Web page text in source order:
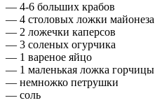
— 4-6 больших крабов
— 4 столовых ложки майонеза
— 2 ложечки каперсов
— 3 соленых огурчика
— 1 вареное яйцо
— 1 маленькая ложка горчицы
— немножко петрушки
— соль